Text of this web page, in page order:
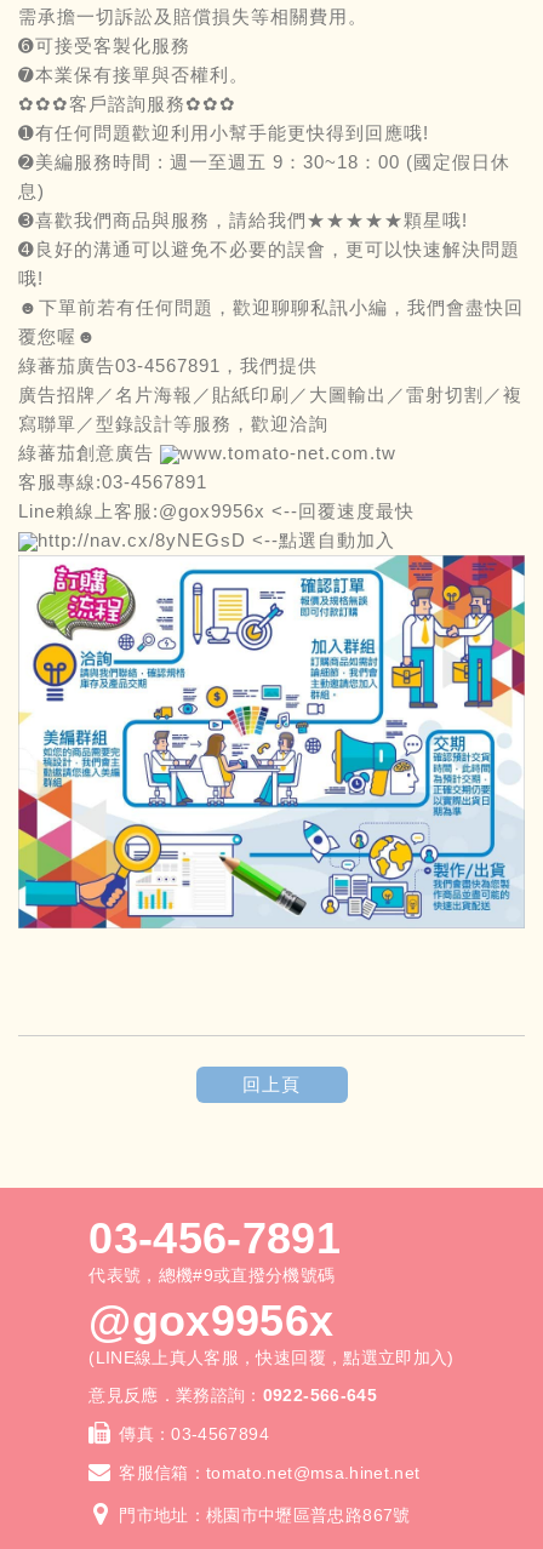
需承擔一切訴訟及賠償損失等相關費用。
➏可接受客製化服務
➐本業保有接單與否權利。
✿✿✿客戶諮詢服務✿✿✿
➊有任何問題歡迎利用小幫手能更快得到回應哦!
➋美編服務時間 : 週一至週五 9：30~18：00 (國定假日休
息)
➌喜歡我們商品與服務，請給我們★★★★★顆星哦!
➍良好的溝通可以避免不必要的誤會，更可以快速解決問題
哦!
☻下單前若有任何問題，歡迎聊聊私訊小編，我們會盡快回
覆您喔☻
綠蕃茄廣告03-4567891，我們提供
廣告招牌／名片海報／貼紙印刷／大圖輸出／雷射切割／複
寫聯單／型錄設計等服務，歡迎洽詢
綠蕃茄創意廣告
www.tomato-net.com.tw
客服專線:03-4567891
Line賴線上客服:@gox9956x <--回覆速度最快
http://nav.cx/8yNEGsD <--點選自動加入
回上頁
03-456-7891
代表號，總機#9或直撥分機號碼
@gox9956x
(LINE線上真人客服，快速回覆，點選立即加入)
意見反應．業務諮詢： 0922-566-645
傳真：03-4567894
客服信箱：tomato.net@msa.hinet.net
門市地址：桃園市中壢區普忠路867號